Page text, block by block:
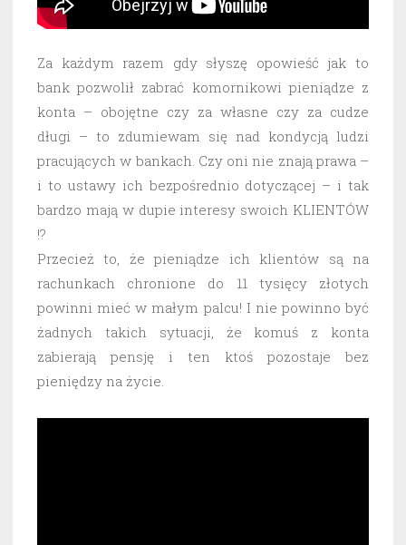
Za każdym razem gdy słyszę opowieść jak to
bank pozwolił zabrać komornikowi pieniądze z
konta – obojętne czy za własne czy za cudze
długi – to zdumiewam się nad kondycją ludzi
pracujących w bankach. Czy oni nie znają prawa –
i to ustawy ich bezpośrednio dotyczącej – i tak
bardzo mają w dupie interesy swoich KLIENTÓW
!?
Przecież to, że pieniądze ich klientów są na
rachunkach chronione do 11 tysięcy złotych
powinni mieć w małym palcu! I nie powinno być
żadnych takich sytuacji, że komuś z konta
zabierają pensję i ten ktoś pozostaje bez
pieniędzy na życie.